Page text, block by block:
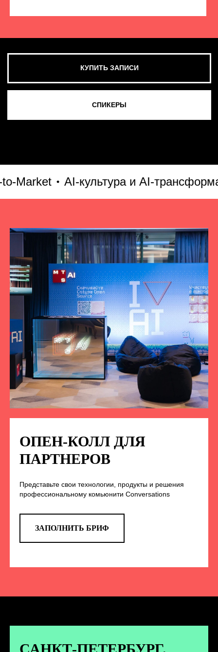
AI-культура и AI-трансформация
ОПЕН-КОЛЛ ДЛЯ
ПАРТНЕРОВ
Представьте свои технологии, продукты и решения
профессиональному комьюнити Conversations
ЗАПОЛНИТЬ БРИФ
СМОТРЕТЬ ВСЕ ФОТО
НА НАС В СОЦСЕТЯХ
TELEGRAM
анонс новых спикеров и другие
новости конференции